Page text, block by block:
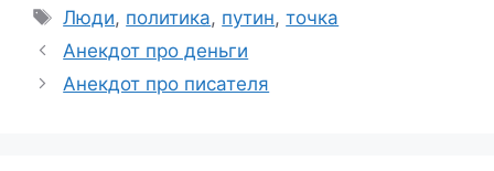
Метки
Люди, политика, путин,точка
Анекдот про деньги
Анекдот про писателя